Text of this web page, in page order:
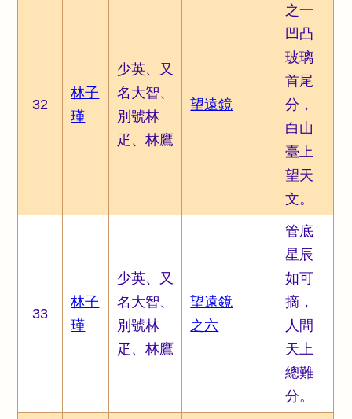
32
林子
瑾
少英、又
名大智、
別號林
疋、林鷹
望遠鏡
之一
凹凸
玻璃
首尾
分，
白山
臺上
望天
文。
33
林子
瑾
少英、又
名大智、
別號林
疋、林鷹
望遠鏡
之六
管底
星辰
如可
摘，
人間
天上
總難
分。